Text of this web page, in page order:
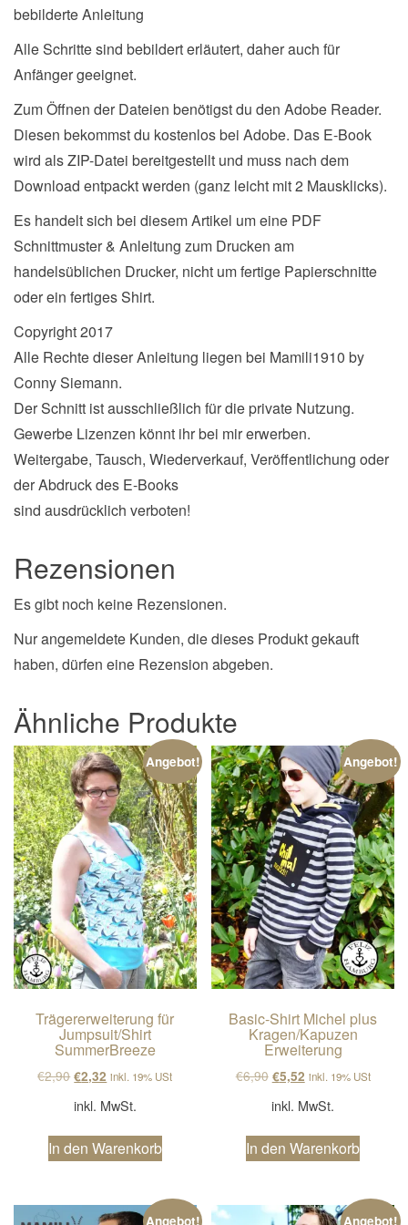
bebilderte Anleitung
Alle Schritte sind bebildert erläutert, daher auch für
Anfänger geeignet.
Zum Öffnen der Dateien benötigst du den Adobe Reader.
Diesen bekommst du kostenlos bei Adobe. Das E-Book
wird als ZIP-Datei bereitgestellt und muss nach dem
Download entpackt werden (ganz leicht mit 2 Mausklicks).
Es handelt sich bei diesem Artikel um eine PDF
Schnittmuster & Anleitung zum Drucken am
handelsüblichen Drucker, nicht um fertige Papierschnitte
oder ein fertiges Shirt.
Copyright 2017
Alle Rechte dieser Anleitung liegen bei Mamili1910 by
Conny Siemann.
Der Schnitt ist ausschließlich für die private Nutzung.
Gewerbe Lizenzen könnt ihr bei mir erwerben.
Weitergabe, Tausch, Wiederverkauf, Veröffentlichung oder
der Abdruck des E-Books
sind ausdrücklich verboten!
Rezensionen
Es gibt noch keine Rezensionen.
Nur angemeldete Kunden, die dieses Produkt gekauft
haben, dürfen eine Rezension abgeben.
Ähnliche Produkte
Angebot!
Trägererweiterung für
Jumpsuit/Shirt
SummerBreeze
€2,90Ursprünglicher Preis war: €2,90
€2,32 Aktueller Preis ist: €2,32.
inkl. 19% USt
inkl. MwSt.
In den Warenkorb
Angebot!
Basic-Shirt Michel plus
Kragen/Kapuzen
Erweiterung
€6,90 Ursprünglicher Preis
€5,52Aktueller Preis
inkl. 19% USt
inkl. MwSt.
In den Warenkorb
Angebot! Angebot!